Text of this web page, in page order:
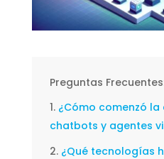
Preguntas
¿Cómo comenzó
chatbots y agentes
¿Qué tecnologías